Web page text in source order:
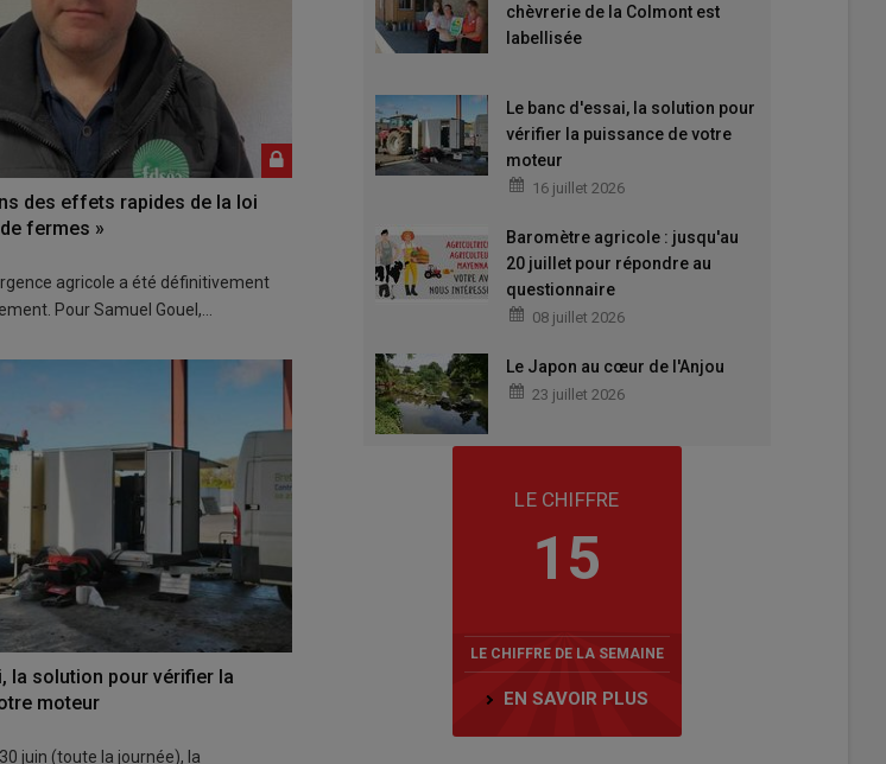
des effets rapides de la loi
fermes »
agricole a été définitivement
Pour Samuel Gouel,…
la solution pour vérifier la
moteur
juin (toute la journée), la
chèvrerie de la Colmont est
labellisée
Le banc d'essai, la solution pour
vérifier la puissance de votre
moteur
16 juillet 2026
Baromètre agricole : jusqu'au
20 juillet pour répondre au
questionnaire
08 juillet 2026
Le Japon au cœur de l'Anjou
23 juillet 2026
LE CHIFFRE
15
LE CHIFFRE DE LA SEMAINE
EN SAVOIR PLUS